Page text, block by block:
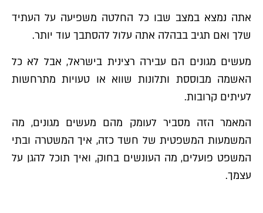
אתה נמצא במצב שבו כל החלטה משפיעה על העתיד
שלך ואם תגיב בבהלה אתה עלול להסתבך עוד יותר.
מעשים מגונים הם עבירה רצינית בישראל, אבל לא כל
האשמה מבוססת ותלונות שווא או טעויות מתרחשות
לעיתים קרובות.
המאמר הזה מסביר לעומק מהם מעשים מגונים, מה
המשמעות המשפטית של חשד כזה, איך המשטרה ובתי
המשפט פועלים, מה העונשים בחוק, ואיך תוכל להגן על
עצמך.